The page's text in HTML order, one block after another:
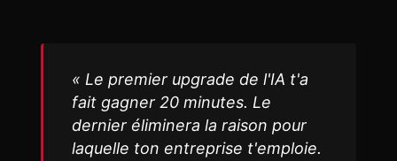
« Le premier upgrade de l'IA t'a
fait gagner 20 minutes. Le
dernier éliminera la raison pour
laquelle ton entreprise t'emploie.